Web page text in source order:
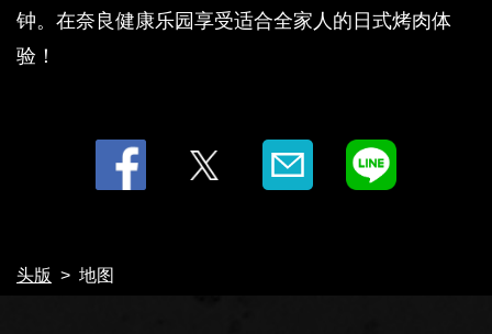
钟。在奈良健康乐园享受适合全家人的日式烤肉体
验！
头版 地图
お店情報をコピー